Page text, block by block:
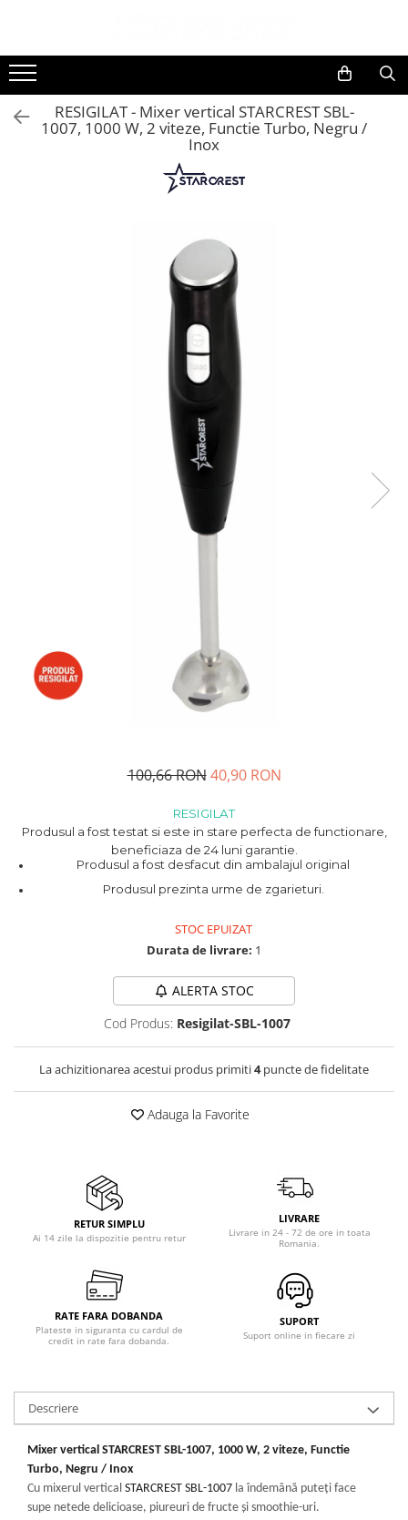
Toate Produsele
Black Friday
Electrocasnice Mari
Plite incorporabile
Masini spalat vase
Masini de spalat vase incorporabile
Vitrine pentru vinuri
Electrocasnice Mici
Accesorii aspiratoare
Aparate de gatit cu aburi
Ascutitor cutite
Blendere
Cântare de bucătărie
Feliatoare
Masini de gheata
Masini de paine
Masini de tocat
Prăjitoare de pâine
Rasnite condimente
Razatoare
Sandwich-maker
Storcătoare
Aparate de cafea
Accesorii
Cafetiere
RESIGILAT - Mixer vertical STARCREST SBL-
1007, 1000 W, 2 viteze, Functie Turbo, Negru /
Inox
100,66 RON 40,90 RON
RESIGILAT
Produsul a fost testat si este in stare perfecta de functionare,
beneficiaza de 24 luni garantie.
Produsul a fost desfacut din ambalajul original
Produsul prezinta urme de zgarieturi.
STOC EPUIZAT
Durata de livrare: 1
ALERTA STOC
Cod Produs: Resigilat-SBL-1007
La achizitionarea acestui produs primiti4puncte de fidelitate
Adauga la Favorite
RETUR SIMPLU
Ai 14 zile la dispozitie pentru retur
LIVRARE
Livrare in 24 - 72 de ore in toata
Romania.
RATE FARA DOBANDA
Plateste in siguranta cu cardul de
credit in rate fara dobanda.
SUPORT
Suport online in fiecare zi
Descriere
Mixer vertical STARCREST SBL-1007, 1000 W, 2 viteze, Functie
Turbo, Negru / Inox
Cu mixerul vertical STARCREST SBL-1007 la îndemână puteți face
supe netede delicioase, piureuri de fructe și smoothie-uri.